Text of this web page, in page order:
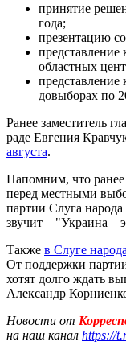
принятие
года;
презентацию
представление
областных
представление
довыборах по
Ранее заместитель
раде Евгения
августа.
Напомним, что ранее
перед местными
партии Слуга
звучит – "Украина –
Также в Слуге
От поддержки
хотят долго ждать
Александр
Новости от
на наш канал https://